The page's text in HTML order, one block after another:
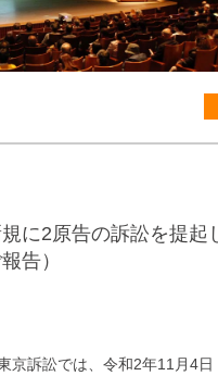
に2原告の訴訟を提起
告）
京訴訟では、令和2年11月4日